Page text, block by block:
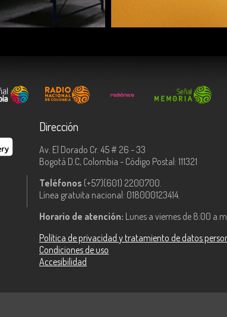
Dirección
Av. El Dorado Cr. 45 # 26 - 33
Bogotá D.C, Colombia - Código Postal: 111321
Teléfonos (+57)(601) 2200700.
Línea gratuita nacional: 018000123414.
Horario de atención: Lunes a viernes de 8:00
Política de privacidad y tratamiento de datos
Condiciones de uso
Accesibilidad